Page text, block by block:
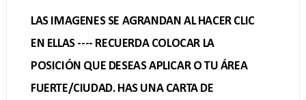
LAS IMAGENES SE AGRANDAN AL HACER CLIC
EN ELLAS ---- RECUERDA COLOCAR LA
POSICIÓN QUE DESEAS APLICAR O TU ÁREA
FUERTE/CIUDAD. HAS UNA CARTA DE